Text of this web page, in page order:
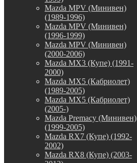
Mazda MPV (Минивен)
(1989-1996)
Mazda MPV (Минивен)
(1996-1999)
Mazda MPV (Минивен)
(2000-2006)
Mazda MX3 (Купе) (1991-
2000)
Mazda MX5 (Кабриолет)
(1989-2005)
Mazda MX5 (Кабриолет)
(2005-)
Mazda Premacy (Минивен)
(1999-2005)
Mazda RX7 (Купе) (1992-
2002)
Mazda RX8 (Купе) (2003-